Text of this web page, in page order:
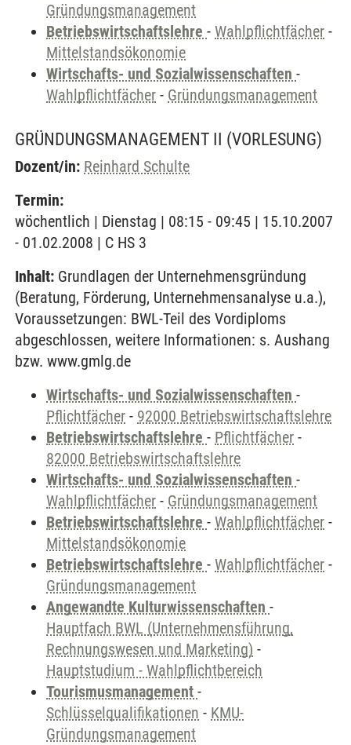
Gründungsmanagement
Betriebswirtschaftslehre - Wahlpflichtfächer -
Mittelstandsökonomie
Wirtschafts- und Sozialwissenschaften -
Wahlpflichtfächer - Gründungsmanagement
GRÜNDUNGSMANAGEMENT II (VORLESUNG)
Dozent/in: Reinhard Schulte
Termin:
wöchentlich | Dienstag | 08:15 - 09:45 | 15.10.2007
- 01.02.2008 | C HS 3
Inhalt: Grundlagen der Unternehmensgründung
(Beratung, Förderung, Unternehmensanalyse u.a.),
Voraussetzungen: BWL-Teil des Vordiploms
abgeschlossen, weitere Informationen: s. Aushang
bzw. www.gmlg.de
Wirtschafts- und Sozialwissenschaften -
Pflichtfächer - 92000 Betriebswirtschaftslehre
Betriebswirtschaftslehre - Pflichtfächer -
82000 Betriebswirtschaftslehre
Wirtschafts- und Sozialwissenschaften -
Wahlpflichtfächer - Gründungsmanagement
Betriebswirtschaftslehre - Wahlpflichtfächer -
Mittelstandsökonomie
Betriebswirtschaftslehre - Wahlpflichtfächer -
Gründungsmanagement
Angewandte Kulturwissenschaften -
Hauptfach BWL (Unternehmensführung,
Rechnungswesen und Marketing) -
Hauptstudium - Wahlpflichtbereich
Tourismusmanagement -
Schlüsselqualifikationen - KMU-
Gründungsmanagement